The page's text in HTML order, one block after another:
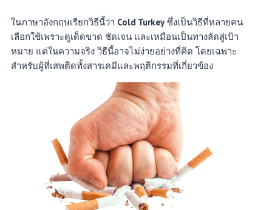
ในภาษาอังกฤษเรียกวิธีนี้ว่า Cold Turkeyซึ่งเป็นวิธีที่หลายคน
เลือกใช้เพราะดูเด็ดขาด ชัดเจน และเหมือนเป็นทางลัดสู่เป้า
หมาย แต่ในความจริง วิธีนี้อาจไม่ง่ายอย่างที่คิด โดยเฉพาะ
สำหรับผู้ที่เสพติดทั้งสารเคมีและพฤติกรรมที่เกี่ยวข้อง